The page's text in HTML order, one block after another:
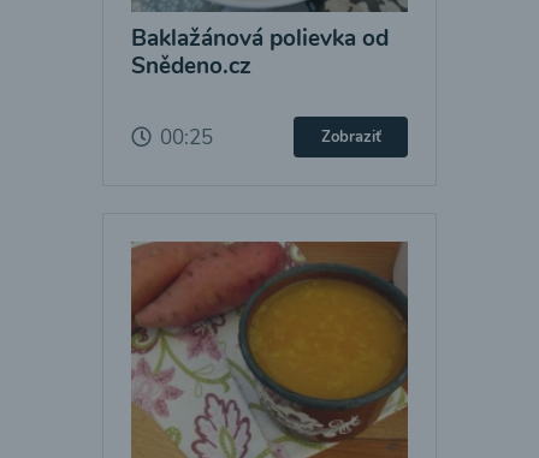
Baklažánová polievka od
Snědeno.cz
00:25 Zobraziť